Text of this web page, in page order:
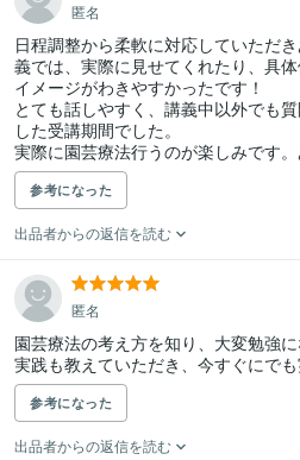
匿名
日程調整から柔軟に対応していただ
義では、実際に見せてくれたり、具体
イメージがわきやすかったです！
とても話しやすく、講義中以外でも
した受講期間でした。
実際に園芸療法行うのが楽しみです。
参考になった
出品者からの返信を読む
匿名
園芸療法の考え方を知り、大変勉強に
実践も教えていただき、今すぐにでも
参考になった
出品者からの返信を読む